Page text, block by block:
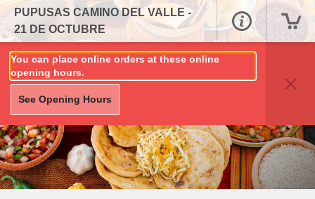
PUPUSAS CAMINO DEL VALLE -
21 DE OCTUBRE
You can place online orders at these online
opening hours.
See Opening Hours